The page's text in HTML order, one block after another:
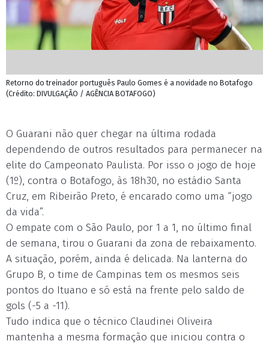
Retorno do treinador português Paulo Gomes é a novidade no Botafogo
(Crédito: DIVULGAÇÃO / AGÊNCIA BOTAFOGO)
O Guarani não quer chegar na última rodada
dependendo de outros resultados para permanecer na
elite do Campeonato Paulista. Por isso o jogo de hoje
(1º), contra o Botafogo, às 18h30, no estádio Santa
Cruz, em Ribeirão Preto, é encarado como uma “jogo
da vida”.
O empate com o São Paulo, por 1 a 1, no último final
de semana, tirou o Guarani da zona de rebaixamento.
A situação, porém, ainda é delicada. Na lanterna do
Grupo B, o time de Campinas tem os mesmos seis
pontos do Ituano e só está na frente pelo saldo de
gols (-5 a -11).
Tudo indica que o técnico Claudinei Oliveira
mantenha a mesma formação que iniciou contra o